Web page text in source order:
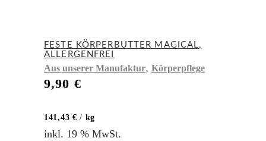
FESTE KÖRPERBUTTER MAGICAL,
ALLERGENFREI
Aus unserer Manufaktur, Körperpflege
9,90 €
141,43 € / kg
inkl. 19 % MwSt.